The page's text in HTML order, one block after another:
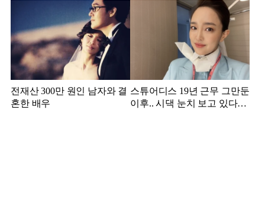
했었다는 배우
전재산 300만 원인 남자와 결
혼한 배우
스튜어디스 19년 근무 그만둔
이후.. 시댁 눈치 보고 있다는